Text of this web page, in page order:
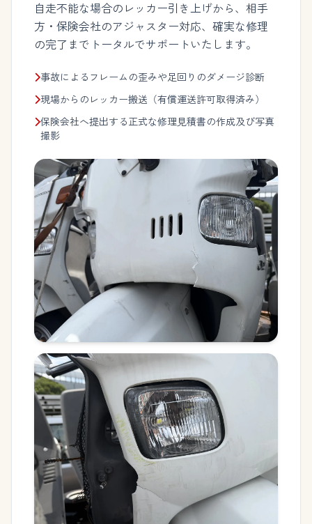
自走不能な場合のレッカー引き上げから、相手
方・保険会社のアジャスター対応、確実な修理
の完了までトータルでサポートいたします。
事故によるフレームの歪みや足回りのダメージ診断
現場からのレッカー搬送（有償運送許可取得済み）
保険会社へ提出する正式な修理見積書の作成及び写真
撮影